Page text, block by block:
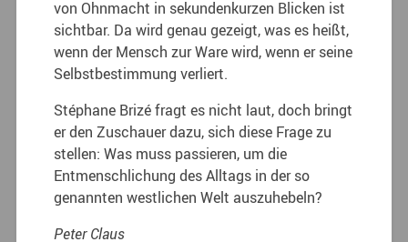
von Ohnmacht in sekundenkurzen Blicken ist
sichtbar. Da wird genau gezeigt, was es heißt,
wenn der Mensch zur Ware wird, wenn er seine
Selbstbestimmung verliert.
Stéphane Brizé fragt es nicht laut, doch bringt
er den Zuschauer dazu, sich diese Frage zu
stellen: Was muss passieren, um die
Entmenschlichung des Alltags in der so
genannten westlichen Welt auszuhebeln?
Peter Claus